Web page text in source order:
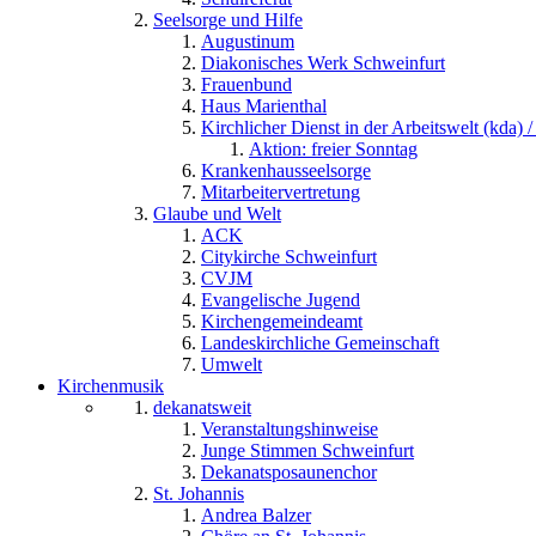
Seelsorge und Hilfe
Augustinum
Diakonisches Werk Schweinfurt
Frauenbund
Haus Marienthal
Kirchlicher Dienst in der Arbeitswelt (kda) /
Aktion: freier Sonntag
Krankenhausseelsorge
Mitarbeitervertretung
Glaube und Welt
ACK
Citykirche Schweinfurt
CVJM
Evangelische Jugend
Kirchengemeindeamt
Landeskirchliche Gemeinschaft
Umwelt
Kirchenmusik
dekanatsweit
Veranstaltungshinweise
Junge Stimmen Schweinfurt
Dekanatsposaunenchor
St. Johannis
Andrea Balzer